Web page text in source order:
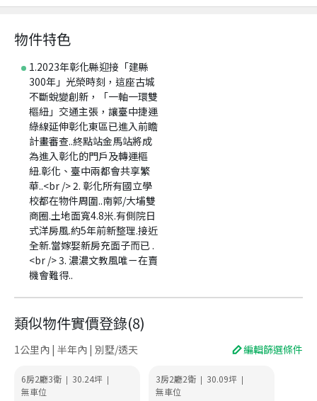
物件特色
1.2023年彰化縣迎接「建縣
300年」光榮時刻，這座古城
不斷蛻變創新，「一軸一環雙
樞紐」交通主張，讓臺中捷運
綠線延伸彰化東區已進入前瞻
計畫審查..終點站金馬站將成
為進入彰化的門戶及轉運樞
紐.彰化、臺中兩都會共享繁
華..<br /> 2. 彰化所有國立學
校都在物件周圍..南郭/大埔雙
商圈.土地面寬4.8米.有側院日
式洋房風.約5年前新整理.接近
全新.當嫁娶新房充面子而已 .
<br /> 3. 濃濃文教風唯ㄧ在賣
機會難得..
類似物件實價登錄(8)
1公里內 | 半年內 | 別墅/透天 編輯篩選條件
6房2廳3衛 | 30.24坪 |
無車位
3房2廳2衛 | 30.09坪 |
無車位